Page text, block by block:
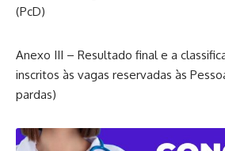
(PcD)
Anexo III – Resultado final e a
inscritos às vagas reservadas às
pardas)